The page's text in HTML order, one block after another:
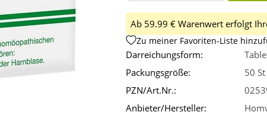
Ab 59.99 € Warenwert erfolgt
Zu meiner Favoriten-Liste
Darreichungsform:
Packungsgröße:
50 St
PZN/Art.Nr.:
Anbieter/Hersteller: